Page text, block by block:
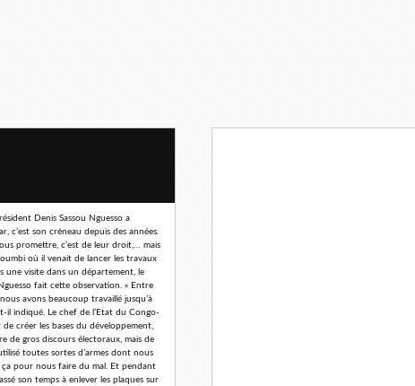
Denis Sassou Nguesso a
c’est son créneau depuis des années.
promettre, c’est de leur droit,… mais
où il venait de lancer les travaux
une visite dans un département, le
fait cette observation. « Entre
avons beaucoup travaillé jusqu’à
il indiqué. Le chef de l’Etat du Congo-
créer les bases du développement,
de gros discours électoraux, mais de
toutes sortes d’armes dont nous
ça pour nous faire du mal. Et pendant
son temps à enlever les plaques sur